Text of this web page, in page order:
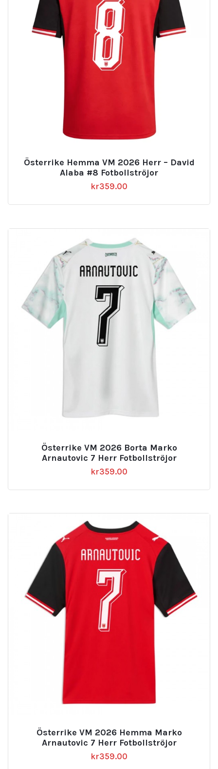
Österrike Hemma VM 2026 Herr – David
Alaba #8 Fotbollströjor
kr359.00
Österrike VM 2026 Borta Marko
Arnautovic 7 Herr Fotbollströjor
kr359.00
Österrike VM 2026 Hemma Marko
Arnautovic 7 Herr Fotbollströjor
kr359.00